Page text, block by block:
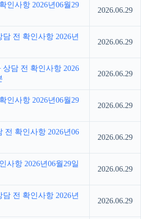
인사항 2026년06월29
2026.06.29
전 확인사항 2026년
2026.06.29
담 전 확인사항 2026
2026.06.29
인사항 2026년06월29
2026.06.29
전 확인사항 2026년06
2026.06.29
사항 2026년06월29일
2026.06.29
전 확인사항 2026년
2026.06.29